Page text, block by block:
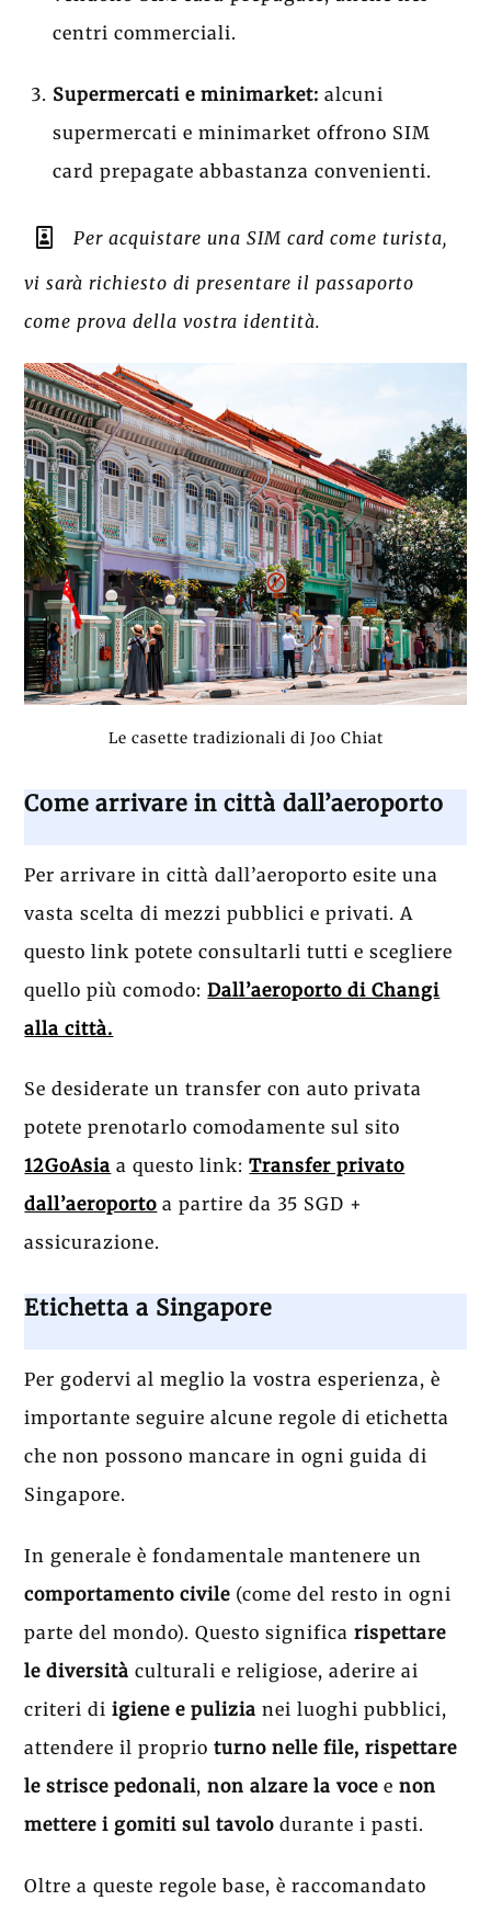
centri commerciali.
Supermercati e minimarket: alcuni
supermercati e minimarket offrono SIM
card prepagate abbastanza convenienti.
Per acquistare una SIM card come turista,
vi sarà richiesto di presentare il passaporto
come prova della vostra identità.
Le casette tradizionali di Joo Chiat
Come arrivare in città dall’aeroporto
Per arrivare in città dall’aeroporto esite una
vasta scelta di mezzi pubblici e privati. A
questo link potete consultarli tutti e scegliere
quello più comodo:Dall’aeroporto di Changi
alla città.
Se desiderate un transfer con auto privata
potete prenotarlo comodamente sul sito
12GoAsia a questo link:Transfer privato
dall’aeroporto a partire da 35 SGD +
assicurazione.
Etichetta a Singapore
Per godervi al meglio la vostra esperienza, è
importante seguire alcune regole di etichetta
che non possono mancare in ogni guida di
Singapore.
In generale è fondamentale mantenere un
comportamento civile (come del resto in ogni
parte del mondo). Questo significarispettare
le diversità culturali e religiose, aderire ai
criteri diigiene e pulizia nei luoghi pubblici,
attendere il proprioturno nelle file, rispettare
le strisce pedonali,non alzare la vocee non
mettere i gomiti sul tavolodurante i pasti.
Oltre a queste regole base, è raccomandato